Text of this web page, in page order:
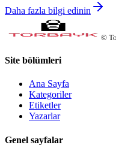
Daha fazla bilgi edinin
©
Site bölümleri
Ana Sayfa
Kategoriler
Etiketler
Yazarlar
Genel sayfalar